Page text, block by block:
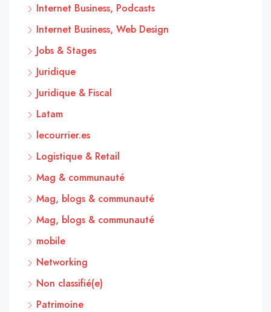
Internet Business, Podcasts
Internet Business, Web Design
Jobs & Stages
Juridique
Juridique & Fiscal
Latam
lecourrier.es
Logistique & Retail
Mag & communauté
Mag, blogs & communauté
Mag, blogs & communauté
mobile
Networking
Non classifié(e)
Patrimoine